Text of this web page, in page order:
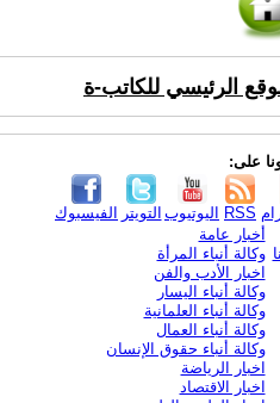
الرئيسي للكاتب-ة
على:
الفيسبوك التويتر اليوتيوب RSS
أخبار عامة
وكالة أنباء المرأة
اخبار الأدب والفن
وكالة أنباء اليسار
وكالة أنباء العلمانية
وكالة أنباء العمال
وكالة أنباء حقوق الإنسان
اخبار الرياضة
اخبار الاقتصاد